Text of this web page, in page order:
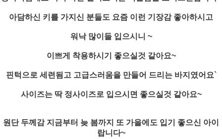
아담하신 키를 가지신 분들도 요즘 이런 기장감 좋아하시고
워낙 많이들 입으시니 ~
이쁘게 착용하시기 좋으실것 같아요~
핀턱으로 세련됨고 고급스러움을 만들어 드리는 바지였어요`
사이즈는 딱 정사이즈로 입으시면 좋으실것 같아요~
원단 두께감 지금부터 늦 봄까지 또 가을에도 입기 좋으신 아이
랍니다~